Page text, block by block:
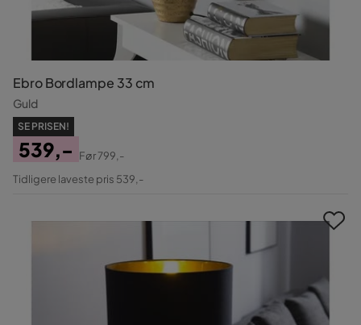
Ebro Bordlampe 33 cm
Guld
SE PRISEN!
Pris
539,-
Original
Før799,-
Tidligere laveste pris 539,-